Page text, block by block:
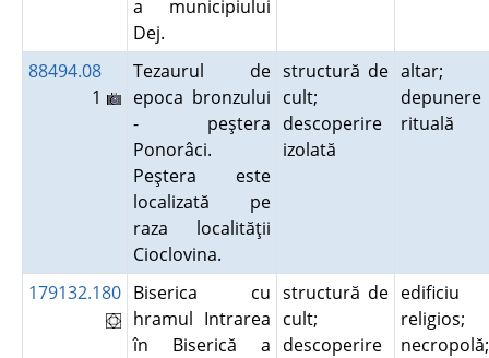
a municipiului
Dej.
88494.08
1
Tezaurul de
epoca bronzului
- peştera
Ponorâci.
Peştera este
localizată pe
raza localităţii
Cioclovina.
structură de
cult;
descoperire
izolată
altar;
depunere
rituală
179132.180 Biserica cu
hramul Intrarea
în Biserică a
structură de
cult;
descoperire
edificiu
religios;
necropolă;